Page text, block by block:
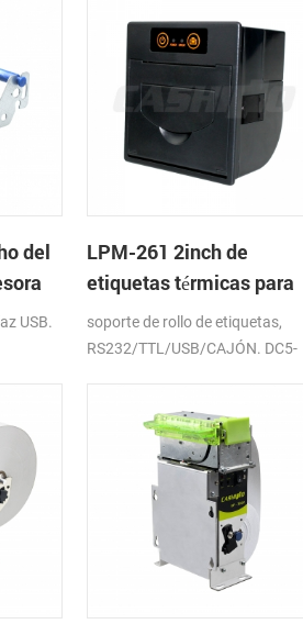
del
USB.
LPM-261 2inch de
etiquetas térmicas para
montaje en panel de
impresoras de apoyo de
soporte de rollo de etiquetas,
RS232/TTL/USB/CAJÓN. DC5-